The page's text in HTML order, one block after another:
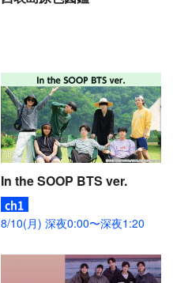
In the SOOP BTS ver.
8/10(月) 深夜0:00〜深夜1:20